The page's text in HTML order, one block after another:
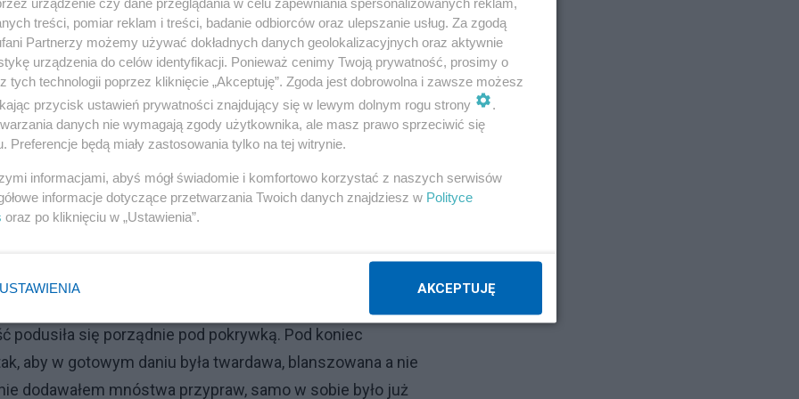
Reklama
świeżego imbiru, taki mniej-więcej kciukowiec.
NIE Tao-Tao!), bazylią, estragonem, majerankiem,
Szwecją - jadłem to i owo w tamtejszych barach i na
z resztek - ryby pieczonej w piekarniku poprzedniego
i estragonem - i jakiegoś starego ryżu na risotto. Ryż
białym do odparowania, zalałem wrzątkiem. W to
podusiła się porządnie pod pokrywką. Pod koniec
aby w gotowym daniu była twardawa, blanszowana a nie
dodawałem mnóstwa przypraw, samo w sobie było już
treści, pomiar reklam i treści, badanie odbiorców oraz ulepszanie usług. Za zgodą
Partnerzy możemy używać dokładnych danych geolokalizacyjnych oraz aktywnie
urządzenia do celów identyfikacji. Ponieważ cenimy Twoją prywatność, prosimy o
tych technologii poprzez kliknięcie „Akceptuję”. Zgoda jest dobrowolna i zawsze możesz
przycisk ustawień prywatności znajdujący się w lewym dolnym rogu strony
.
danych nie wymagają zgody użytkownika, ale masz prawo sprzeciwić się
Preferencje będą miały zastosowania tylko na tej witrynie.
informacjami, abyś mógł świadomie i komfortowo korzystać z naszych serwisów
informacje dotyczące przetwarzania Twoich danych znajdziesz w Polityce
oraz po kliknięciu w „Ustawienia”.
USTAWIENIA AKCEPTUJĘ